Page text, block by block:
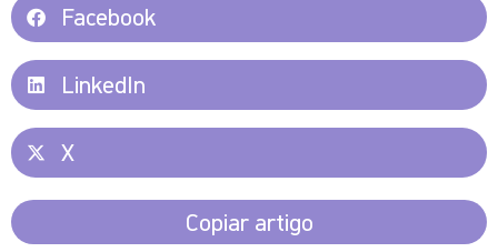
Facebook
LinkedIn
X
Copiar artigo